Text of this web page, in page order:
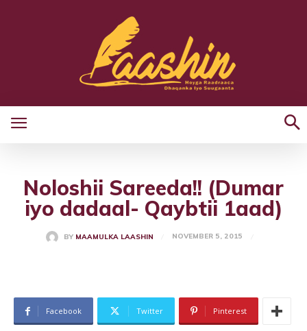
Noloshii Sareeda!! (Dumar
iyo dadaal- Qaybtii 1aad)
BY MAAMULKA LAASHIN NOVEMBER 5, 2015
Facebook Twitter Pinterest